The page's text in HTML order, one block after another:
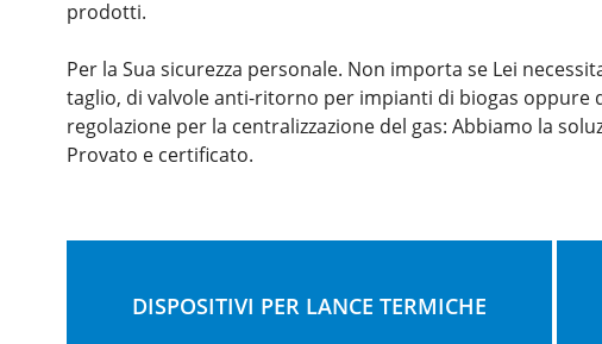
prodotti.
Per la Sua sicurezza personale. Non importa se Lei
taglio, di valvole anti-ritorno per impianti di biogas
regolazione per la centralizzazione del gas: Abbiamo la
Provato e certificato.
DISPOSITIVI PER LANCE TERMICHE